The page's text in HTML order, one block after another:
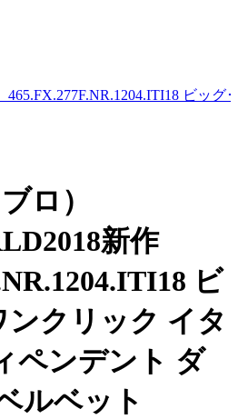
465.FX.277F.NR.1204.ITI18 ビッ
ロ）
新作
ビ
ンクリック イタ
ペンデント ダ
ルベット